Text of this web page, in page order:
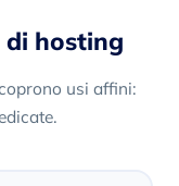
di hosting
usi affini: